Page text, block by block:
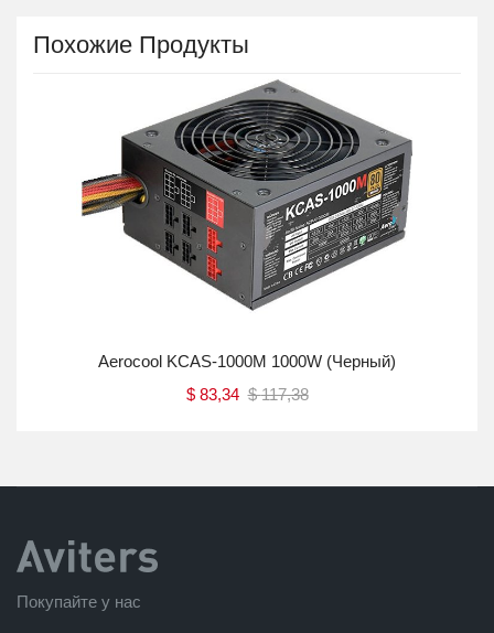
Похожие Продукты
Aerocool KCAS-1000M 1000W (черный)
$ 83,34 $ 117,38
Покупайте у нас